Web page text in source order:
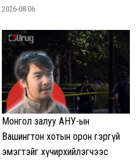
2026-08-06
Монгол залуу АНУ-ын
Вашингтон хотын орон гэргүй
эмэгтэйг хүчирхийлэгчээс